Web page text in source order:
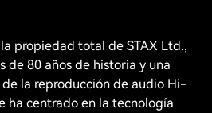
propiedad total de STAX Ltd.,
de 80 años de historia y una
la reproducción de audio Hi-
ha centrado en la tecnología